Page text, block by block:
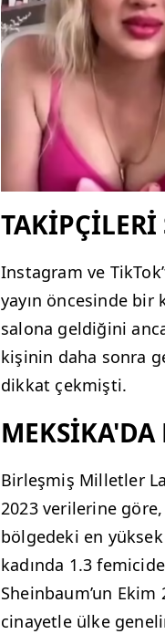
TAKİPÇİLERİ
Instagram ve
yayın öncesinde bir
salona geldiğini
kişinin daha sonra
dikkat çekmişti.
MEKSİKA'DA
Birleşmiş Milletler
2023 verilerine
bölgedeki en
kadında 1.3
Sheinbaum’un
cinayetle ülke